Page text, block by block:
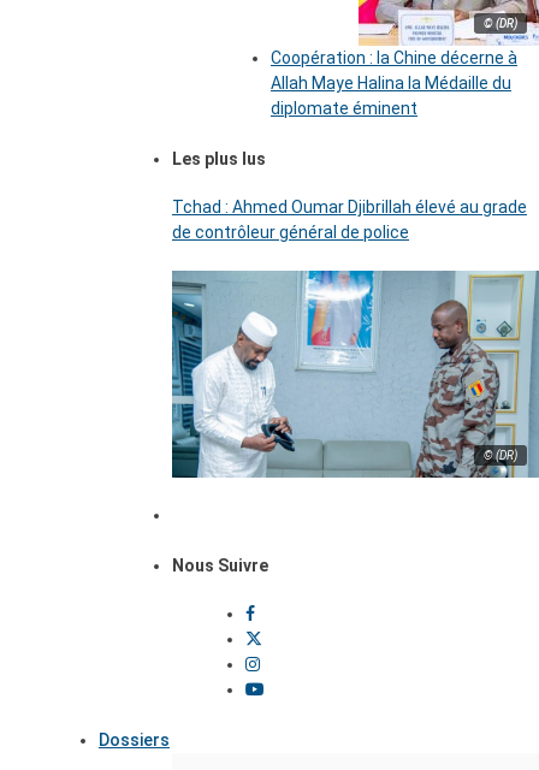
© (DR)
Coopération : la Chine décerne à
Allah Maye Halina la Médaille du
diplomate éminent
Les plus lus
Tchad : Ahmed Oumar Djibrillah élevé au grade
de contrôleur général de police
© (DR)
Nous Suivre
Dossiers